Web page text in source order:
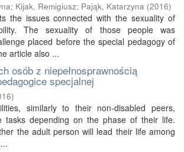
; Kijak, Remigiusz; Pająk, Katarzyna (2016)
the issues connected with the sexuality of
The sexuality of those people was
placed before the special pedagogy of
article also ...
osób z niepełnosprawnością
specjalnej
)
similarly to their non-disabled peers,
tasks depending on the phase of their life.
the adult person will lead their life among